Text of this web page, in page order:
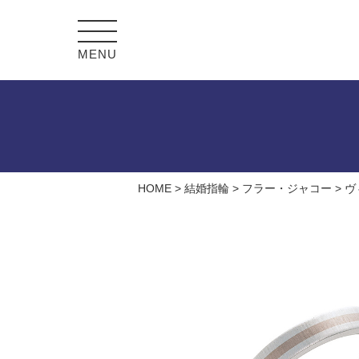
MENU
HOME > 結婚指輪 > フラー・ジャコー > ヴ